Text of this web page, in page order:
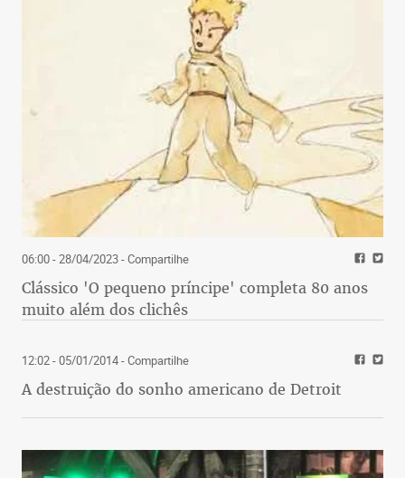
06:00 - 28/04/2023- Compartilhe
Clássico 'O pequeno príncipe' completa 80 anos
muito além dos clichês
12:02 - 05/01/2014- Compartilhe
A destruição do sonho americano de Detroit